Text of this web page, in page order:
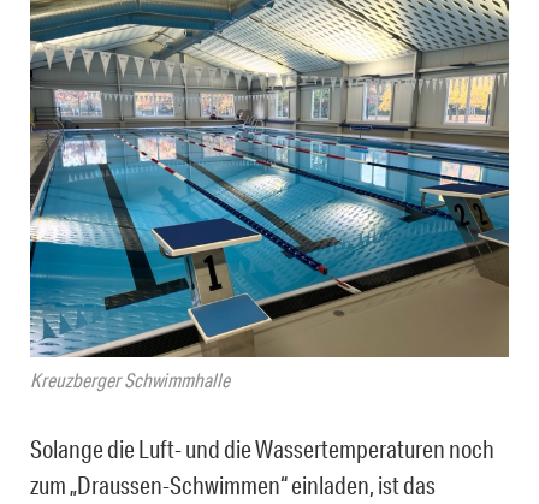
Kreuzberger Schwimmhalle
Solange die Luft- und die Wassertemperaturen noch
zum „Draussen-Schwimmen“ einladen, ist das